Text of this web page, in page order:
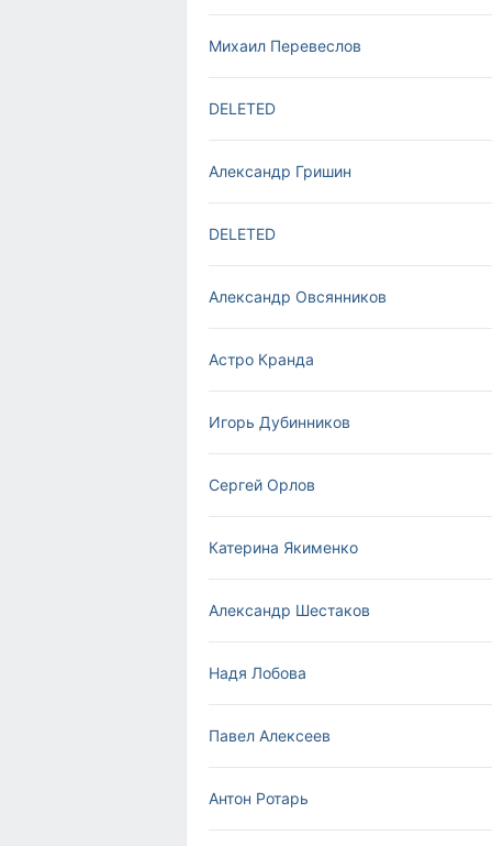
Михаил Перевеслов
DELETED
Александр Гришин
DELETED
Александр Овсянников
Астро Кранда
Игорь Дубинников
Сергей Орлов
Катерина Якименко
Александр Шестаков
Надя Лобова
Павел Алексеев
Антон Ротарь